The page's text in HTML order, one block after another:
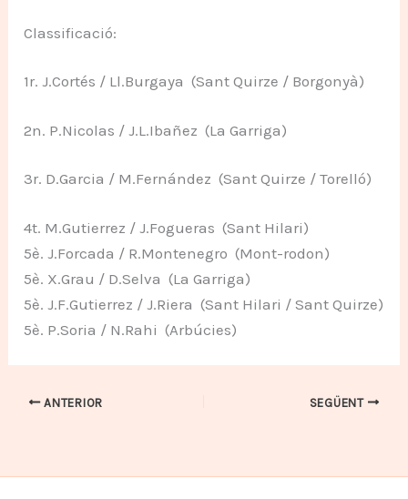
Classificació:
1r. J.Cortés / Ll.Burgaya (Sant Quirze / Borgonyà)
2n. P.Nicolas / J.L.Ibañez (La Garriga)
3r. D.Garcia / M.Fernández (Sant Quirze / Torelló)
4t. M.Gutierrez / J.Fogueras (Sant Hilari)
5è. J.Forcada / R.Montenegro (Mont-rodon)
5è. X.Grau / D.Selva (La Garriga)
5è. J.F.Gutierrez / J.Riera (Sant Hilari / Sant Quirze)
5è. P.Soria / N.Rahi (Arbúcies)
ANTERIOR SEGÜENT